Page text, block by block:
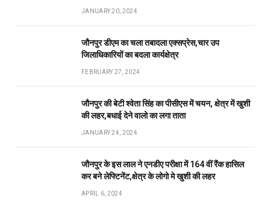
JANUARY 20, 2024
जौनपुर डीएम का चला तबादला एक्सप्रेस,चार उप
जिलाधिकारियों का बदला कार्यक्षेत्र
FEBRUARY 27, 2024
जौनपुर की बेटी श्वेता सिंह का पीसीएस में चयन, क्षेत्र में खुशी
की लहर,बधाई देने वालो का लगा ताता
JANUARY 24, 2024
जौनपुर के इस लाल ने एनडीए परीक्षा में 164 वीं रैंक हासिल
कर बने लेफ्टिनेंट,क्षेत्र के लोगो मे खुशी की लहर
APRIL 6, 2024